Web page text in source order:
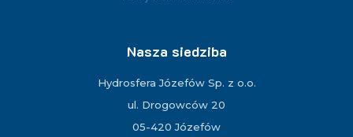
Nasza siedziba
Hydrosfera Józefów Sp. z o.o.
ul. Drogowców 20
05-420 Józefów